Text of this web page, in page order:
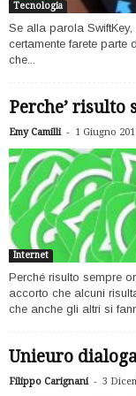
Tecnologia
Se alla parola
certamente farete
che...
Perche’ risulto
Emy Camilli - 1 Giugno
Internet
Perché risulto sempre
accorto che alcuni
che anche gli altri si
Unieuro
Filippo Carignani - 3